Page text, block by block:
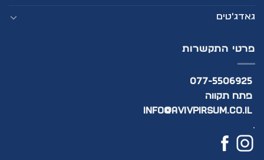
גאדג'טים
פרטי התקשרות
077-5506925
פתח תקווה
info@avivpirsum.co.il
.